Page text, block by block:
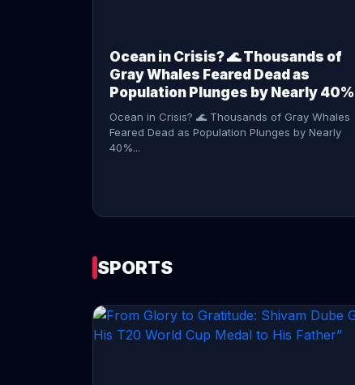
Ocean in Crisis? 🌊 Thousands of
Gray Whales Feared Dead as
Population Plunges by Nearly 40%
Ocean in Crisis? 🌊 Thousands of Gray Whales
Feared Dead as Population Plunges by Nearly
40%...
SPORTS